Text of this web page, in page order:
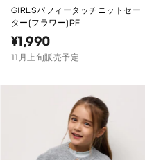
GIRLSパフィータッチニットセー
ター(フラワー)PF
¥1,990
11月上旬販売予定